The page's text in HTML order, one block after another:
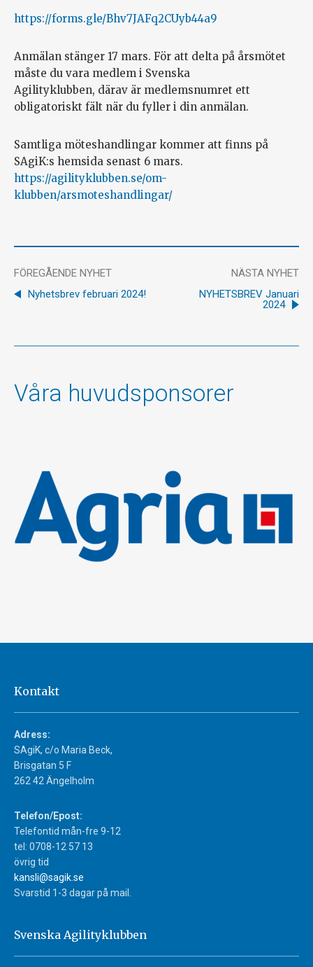
https://forms.gle/Bhv7JAFq2CUyb44a9
Anmälan stänger 17 mars. För att delta på årsmötet
måste du vara medlem i Svenska
Agilityklubben, därav är medlemsnumret ett
obligatoriskt fält när du fyller i din anmälan.
Samtliga möteshandlingar kommer att finns på
SAgiK:s hemsida senast 6 mars.
https://agilityklubben.se/om-
klubben/arsmoteshandlingar/
FÖREGÅENDE NYHET
Nyhetsbrev februari 2024!
NÄSTA NYHET
NYHETSBREV Januari
2024
Våra huvudsponsorer
Kontakt
Adress:
SAgiK, c/o Maria Beck,
Brisgatan 5 F
262 42 Ängelholm
Telefon/Epost:
Telefontid mån-fre 9-12
tel: 0708-12 57 13
övrig tid
kansli@sagik.se
Svarstid 1-3 dagar på mail.
Svenska Agilityklubben